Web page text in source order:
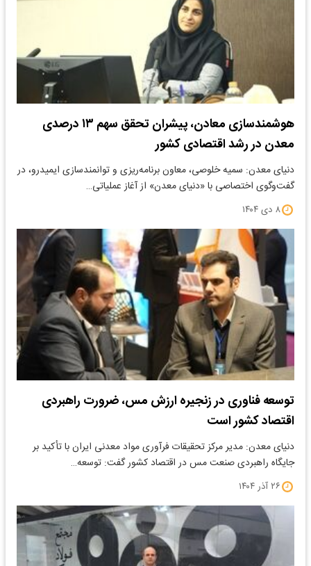
هوشمندسازی معادن، پیشران تحقق سهم ۱۳ درصدی
معدن در رشد اقتصادی کشور
دنیای معدن: سمیه خلوصی، معاون برنامه‌ریزی و توانمندسازی ایمیدرو، در
گفت‌وگوی اختصاصی با «دنیای معدن» از آغاز عملیاتی…
۸ دی ۱۴۰۴
توسعه فناوری در زنجیره ارزش مس، ضرورت راهبردی
اقتصاد کشور است
دنیای معدن: مدیر مرکز تحقیقات فرآوری مواد معدنی ایران با تأکید بر
جایگاه راهبردی صنعت مس در اقتصاد کشور گفت: توسعه…
۲۶ آذر ۱۴۰۴